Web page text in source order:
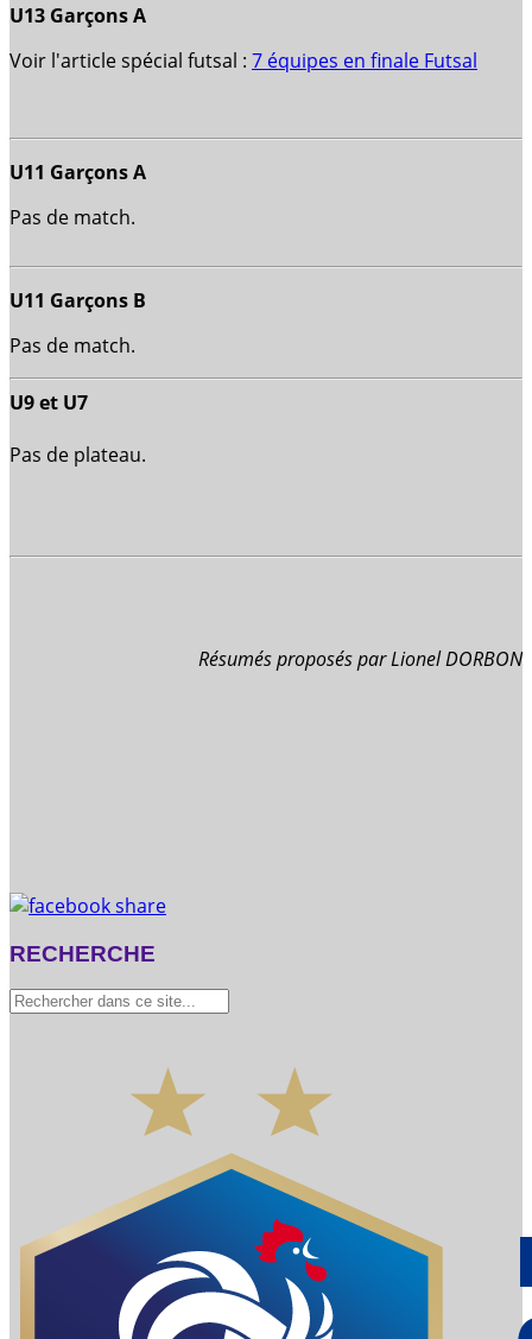
U13 Garçons A
Voir l'article spécial futsal : 7 équipes en finale Futsal
U11 Garçons A
Pas de match.
U11 Garçons B
Pas de match.
U9 et U7
Pas de plateau.
Résumés proposés par Lionel DORBON
RECHERCHE